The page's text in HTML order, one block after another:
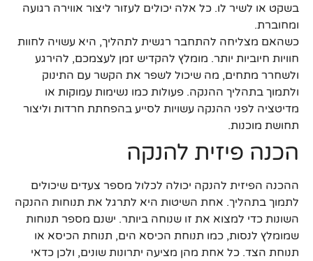
בשקט או לשיר לו. כל אלה יכולים לעזור ליצור אווירה רגועה
ומחוברת.
כשהאם מצליחה להתחבר רגשית לתהליך, היא עשויה לחוות
חוויות חיוביות יותר. מומלץ להקדיש זמן לעצמכם, להירגע
ולשחרר מתחים, מה שיכול לשפר את הקשר עם התינוק
ולתמוך בתהליך ההנקה. פעולות כמו נשימות עמוקות או
מדיטציה לפני ההנקה עשויות לסייע בהפחתת חרדות וליצור
תחושת מוכנות.
הכנה פיזית להנקה
ההכנה הפיזית להנקה יכולה לכלול מספר צעדים שיכולים
לתמוך בתהליך. אחת השיטות היא לתרגל את תנוחות ההנקה
השונות כדי למצוא את זו שנוחה ביותר. ישנם מספר תנוחות
שמומלץ לנסות, כמו תנוחת הכיסא הים, תנוחת הכיסא או
תנוחת הצד. כל אחת מהן מציעה יתרונות שונים, ולכן כדאי